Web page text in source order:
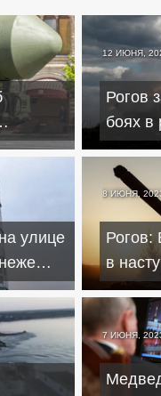
12 ИЮНЯ,
Рогов
боях в
улице
8 ИЮНЯ,
в
на
7 ИЮНЯ,